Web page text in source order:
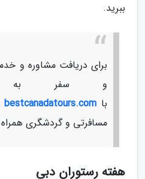
ببرید.
برای دریافت مشاوره و
و سفر به
باbestcanadatours.com
مسافرتی و گردشگری
هفته رستوران دبی